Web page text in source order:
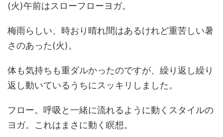
(火)午前はスローフローヨガ。
梅雨らしい、時おり晴れ間はあるけれど重苦しい暑
さのあった(火)。
体も気持ちも重ダルかったのですが、繰り返し繰り
返し動いているうちにスッキリしました。
フロー。呼吸と一緒に流れるように動くスタイルの
ヨガ。これはまさに動く瞑想。